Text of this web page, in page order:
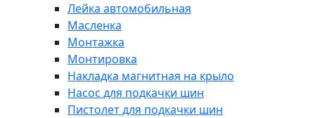
Лейка автомобильная
Масленка
Монтажка
Монтировка
Накладка магнитная на крыло
Насос для подкачки шин
Пистолет для подкачки шин